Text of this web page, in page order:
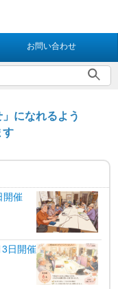
お問い合わせ
になれるよう
す
開催
3日開催